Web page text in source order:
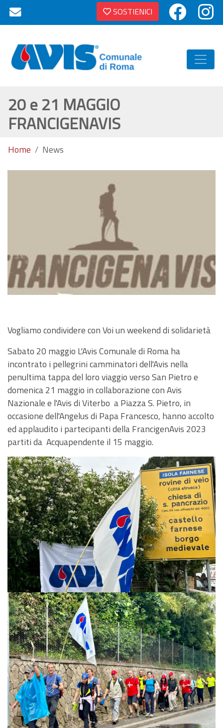
SOSTIENICI
20 e 21 MAGGIO
FRANCIGENAVIS
Home News
Vogliamo condividere con Voi un weekend di solidarietà
Sabato 20 maggio L'Avis Comunale di Roma ha
incontrato i pellegrini camminatori dell'Avis nella
penultima tappa del loro viaggio verso San Pietro e
domenica 21 maggio in collaborazione con Avis
Nazionale e l'Avis di Viterbo a Piazza S. Pietro, in
occasione dell'Angelus di Papa Francesco, hanno accolto
ed applaudito i partecipanti della FrancigenAvis 2023
partiti da Acquapendente il 15 maggio.